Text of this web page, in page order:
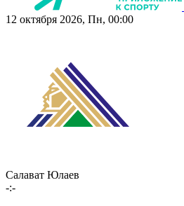
12 октября 2026, Пн, 00:00
Салават Юлаев
-:-